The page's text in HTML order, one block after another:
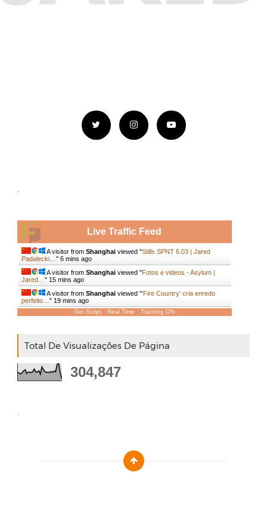
.
Live Traffic Feed
A visitor from Shanghaiviewed "Stills SPNT 6.03 | Jared
Padalecki… " 6 mins ago
A visitor from Shanghaiviewed "Fotos e videos - Asylum |
Jared… " 15 mins ago
A visitor from Shanghaiviewed "'Fire Country' cria enredo
perfeito… " 19 mins ago
Get Script Real Time Tracking ON
Total De Visualizações De Página
304,847
.